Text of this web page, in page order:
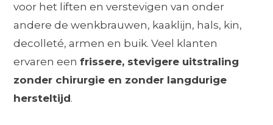
voor het liften en verstevigen van onder
andere de wenkbrauwen, kaaklijn, hals, kin,
decolleté, armen en buik. Veel klanten
ervaren eenfrissere, stevigere uitstraling
zonder chirurgie en zonder langdurige
hersteltijd.